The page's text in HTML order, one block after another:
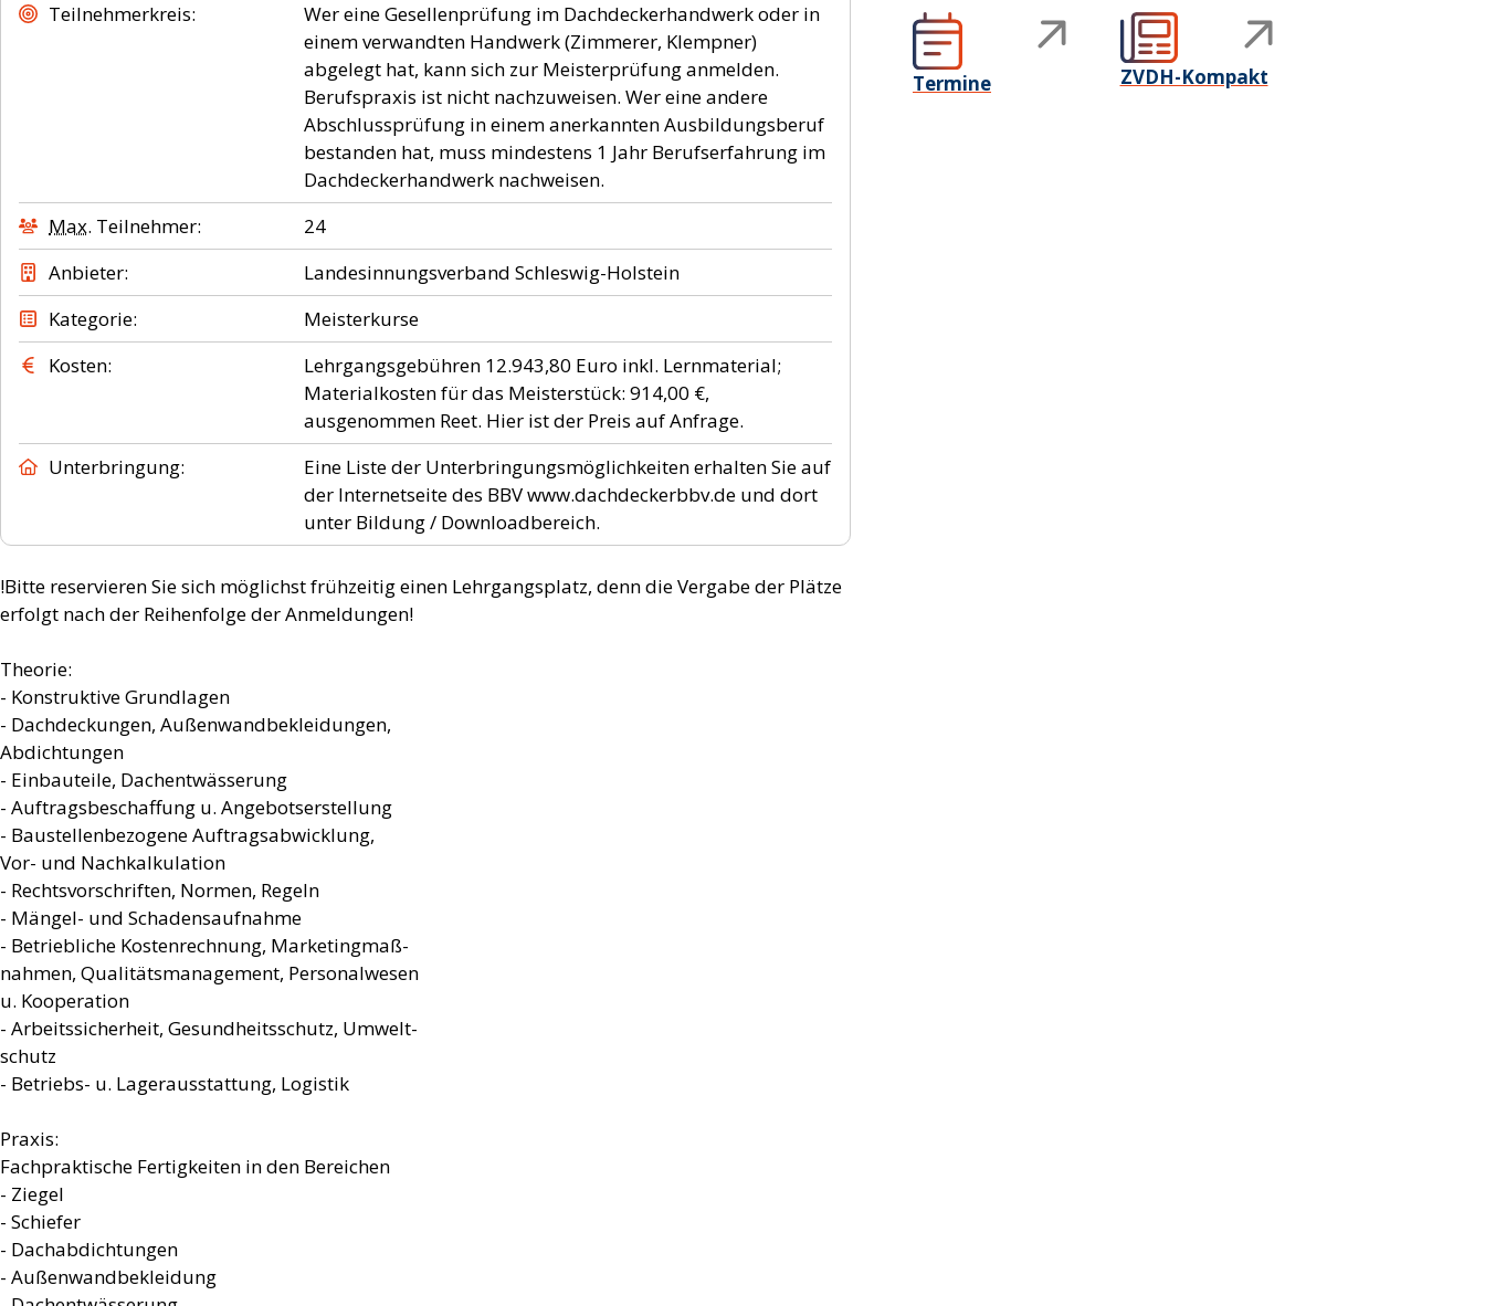
Teilnehmerkreis
Wer eine Gesellenprüfung im Dachdeckerhandwerk oder in
einem verwandten Handwerk (Zimmerer, Klempner)
abgelegt hat, kann sich zur Meisterprüfung anmelden.
Berufspraxis ist nicht nachzuweisen. Wer eine andere
Abschlussprüfung in einem anerkannten Ausbildungsberuf
bestanden hat, muss mindestens 1 Jahr Berufserfahrung im
Dachdeckerhandwerk nachweisen.
Max. Teilnehmer
24
Anbieter
Landesinnungsverband Schleswig-Holstein
Kategorie
Meisterkurse
Kosten
Lehrgangsgebühren 12.943,80 Euro inkl. Lernmaterial;
Materialkosten für das Meisterstück: 914,00 €,
Unterbringung
Eine Liste der Unterbringungsmöglichkeiten erhalten Sie auf
der Internetseite des BBV www.dachdeckerbbv.de und dort
unter Bildung / Downloadbereich.
!Bitte reservieren Sie sich möglichst frühzeitig einen Lehrgangsplatz, denn die Vergabe der Plätze
erfolgt nach der Reihenfolge der Anmeldungen!
Theorie:
- Konstruktive Grundlagen
- Dachdeckungen, Außenwandbekleidungen,
Abdichtungen
- Einbauteile, Dachentwässerung
- Auftragsbeschaffung u. Angebotserstellung
- Baustellenbezogene Auftragsabwicklung,
Vor- und Nachkalkulation
- Rechtsvorschriften, Normen, Regeln
- Mängel- und Schadensaufnahme
- Betriebliche Kostenrechnung, Marketingmaß-
nahmen, Qualitätsmanagement, Personalwesen
u. Kooperation
- Arbeitssicherheit, Gesundheitsschutz, Umwelt-
schutz
- Betriebs- u. Lagerausstattung, Logistik
Praxis:
Fachpraktische Fertigkeiten in den Bereichen
- Ziegel
- Schiefer
- Dachabdichtungen
- Außenwandbekleidung
Termine ZVDH-Kompakt